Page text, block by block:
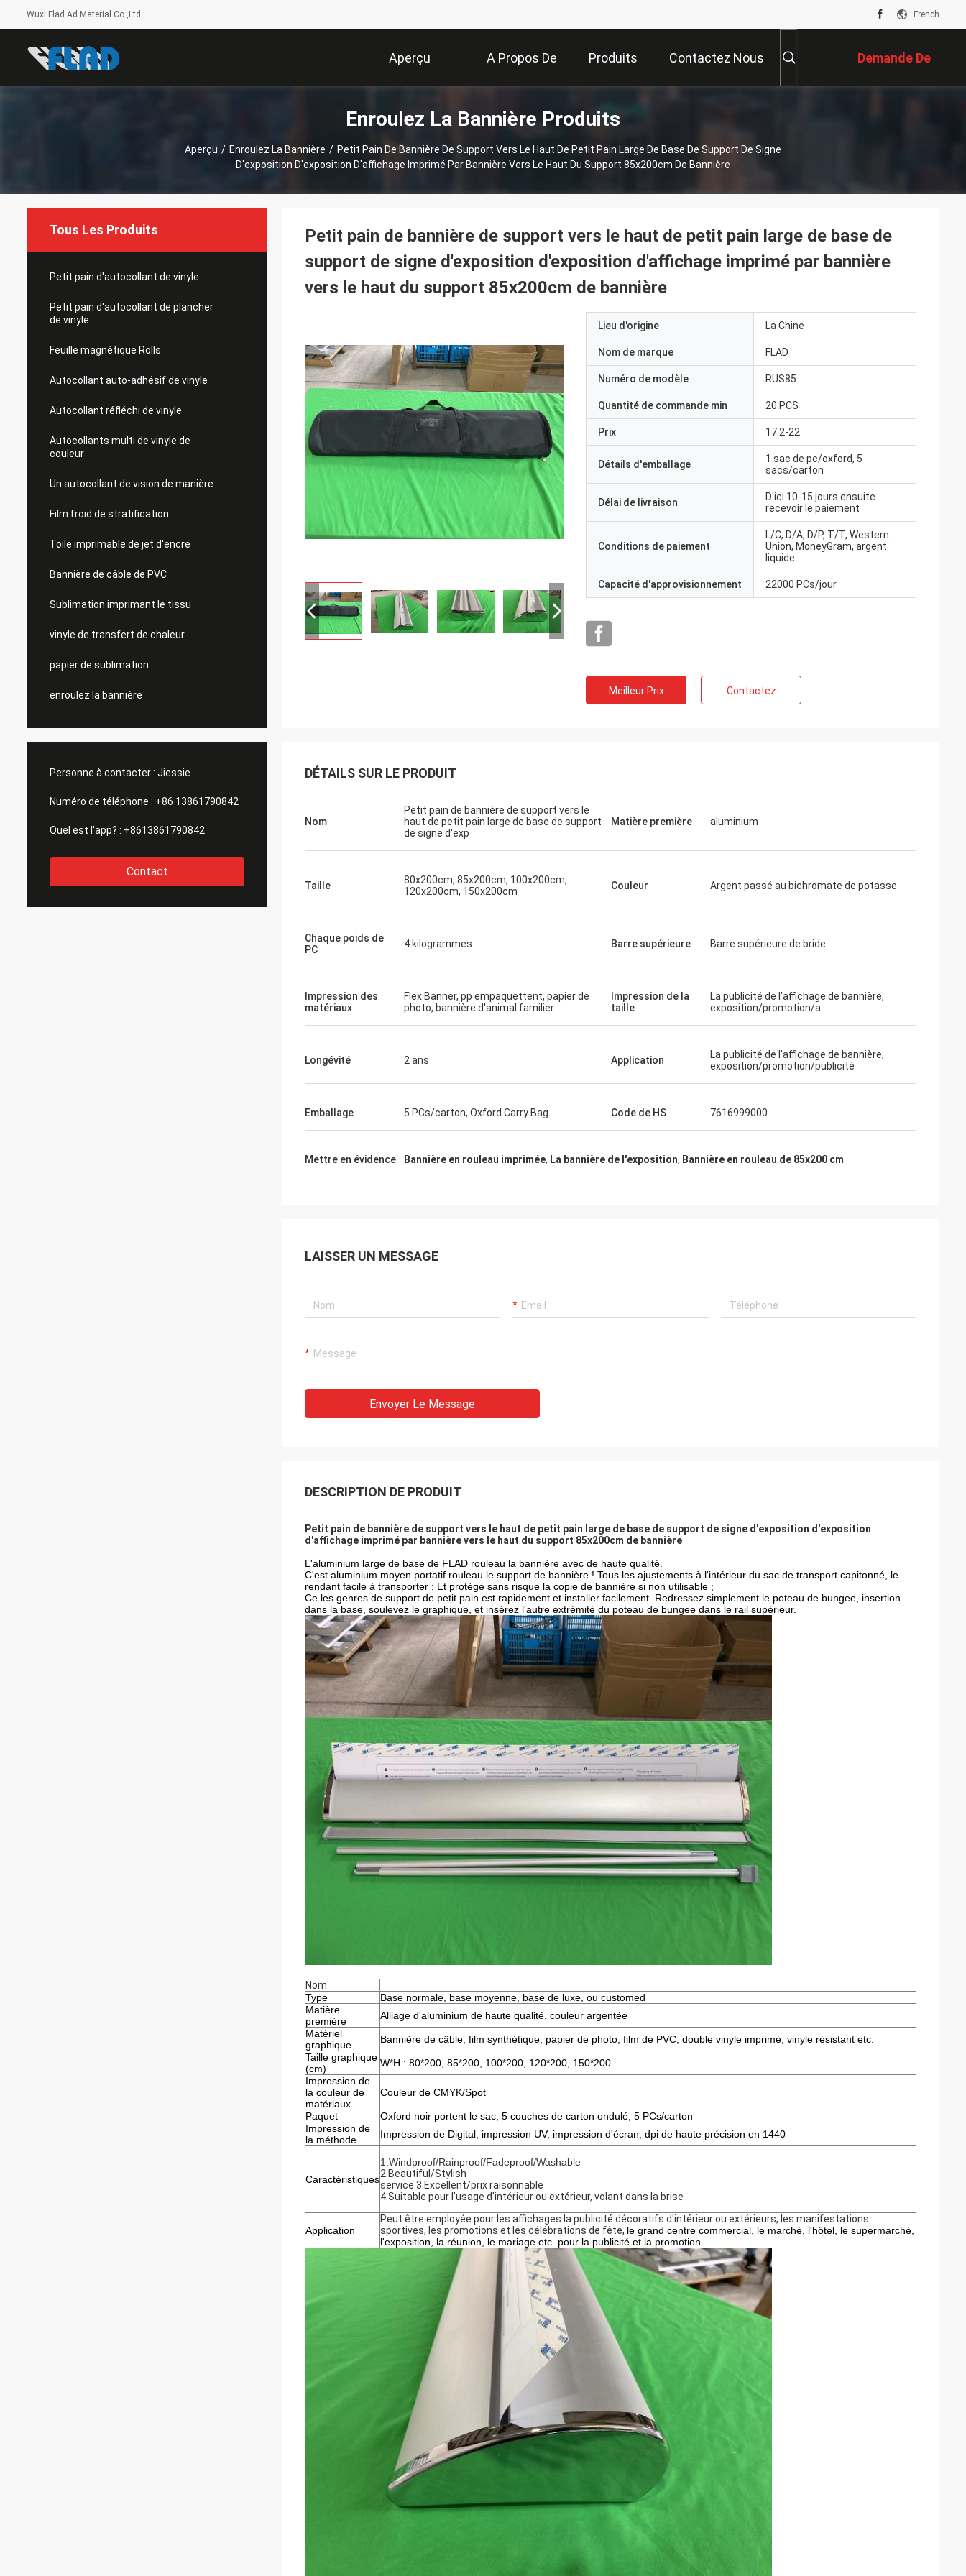
Wuxi Flad Ad Material Co.,Ltd French
Aperçu A Propos De
Nous
Produits Contactez Nous Demande De
Soumission
Enroulez La Bannière Produits
Aperçu / Enroulez La Bannière / Petit Pain De Bannière De Support Vers Le Haut De Petit Pain Large De Base De Support De Signe
D'exposition D'exposition D'affichage Imprimé Par Bannière Vers Le Haut Du Support 85x200cm De Bannière
Tous Les Produits
Petit pain d'autocollant de vinyle
Petit pain d'autocollant de plancher
de vinyle
Feuille magnétique Rolls
Autocollant auto-adhésif de vinyle
Autocollant réfléchi de vinyle
Autocollants multi de vinyle de
couleur
Un autocollant de vision de manière
Film froid de stratification
Toile imprimable de jet d'encre
Bannière de câble de PVC
Sublimation imprimant le tissu
vinyle de transfert de chaleur
papier de sublimation
enroulez la bannière
Personne à contacter : Jiessie
Numéro de téléphone : +86 13861790842
Quel est l'app? : +8613861790842
Contact
Petit pain de bannière de support vers le haut de petit pain large de base de
support de signe d'exposition d'exposition d'affichage imprimé par bannière
vers le haut du support 85x200cm de bannière
Lieu d'origine La Chine
Nom de marque FLAD
Numéro de modèle RUS85
Quantité de commande min 20 PCS
Prix 17.2-22
Détails d'emballage
1 sac de pc/oxford, 5
sacs/carton
Délai de livraison
D'ici 10-15 jours ensuite
recevoir le paiement
Conditions de paiement
L/C, D/A, D/P, T/T, Western
Union, MoneyGram, argent
liquide
Capacité d'approvisionnement 22000 PCs/jour
Meilleur Prix Contactez
DÉTAILS SUR LE PRODUIT
Nom
Petit pain de bannière de support vers le
haut de petit pain large de base de support
de signe d'exp
Matière première aluminium
Taille
80x200cm, 85x200cm, 100x200cm,
120x200cm, 150x200cm
Couleur Argent passé au bichromate de potasse
Chaque poids de
PC
4 kilogrammes Barre supérieure Barre supérieure de bride
Impression des
matériaux
Flex Banner, pp empaquettent, papier de
photo, bannière d'animal familier
Impression de la
taille
La publicité de l'affichage de bannière,
exposition/promotion/a
Longévité 2 ans Application
La publicité de l'affichage de bannière,
exposition/promotion/publicité
Emballage 5 PCs/carton, Oxford Carry Bag Code de HS 7616999000
Mettre en évidence Bannière en rouleau imprimée, La bannière de l'exposition, Bannière en rouleau de 85x200 cm
LAISSER UN MESSAGE
Envoyer Le Message
DESCRIPTION DE PRODUIT
Petit pain de bannière de support vers le haut de petit pain large de base de support de signe d'exposition d'exposition
d'affichage imprimé par bannière vers le haut du support 85x200cm de bannière
L'aluminium large de base de FLAD rouleau la bannière avec de haute qualité.
C'est aluminium moyen portatif rouleau le support de bannière ! Tous les ajustements à l'intérieur du sac de transport capitonné, le
rendant facile à transporter ; Et protège sans risque la copie de bannière si non utilisable ;
Ce les genres de support de petit pain est rapidement et installer facilement. Redressez simplement le poteau de bungee, insertion
dans la base, soulevez le graphique, et insérez l'autre extrémité du poteau de bungee dans le rail supérieur.
Nom
Type
Base normale, base moyenne, base de luxe, ou customed
Matière
première
Alliage d'aluminium de haute qualité, couleur argentée
Matériel
graphique
Bannière de câble, film synthétique, papier de photo, film de PVC, double vinyle imprimé, vinyle résistant etc.
Taille graphique
(cm)
W*H : 80*200, 85*200, 100*200, 120*200, 150*200
Impression de
la couleur de
matériaux
Couleur de CMYK/Spot
Paquet
Oxford noir portent le sac, 5 couches de carton ondulé, 5 PCs/carton
Impression de
la méthode
Impression de Digital, impression UV, impression d'écran, dpi de haute précision en 1440
Caractéristiques
1.Windproof/Rainproof/Fadeproof/Washable
2.Beautiful/Stylish
service 3.Excellent/prix raisonnable
4.Suitable pour l'usage d'intérieur ou extérieur, volant dans la brise
Application
Peut être employée pour les affichages la publicité décoratifs d'intérieur ou extérieurs, les manifestations
sportives, les promotions et les célébrations de fête, le grand centre commercial, le marché, l'hôtel, le supermarché,
l'exposition, la réunion, le mariage etc. pour la publicité et la promotion